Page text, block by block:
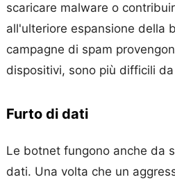
scaricare malware o
all'ulteriore espansione della
campagne di spam
dispositivi, sono più difficili
Furto di dati
Le botnet fungono anche da
dati. Una volta che un